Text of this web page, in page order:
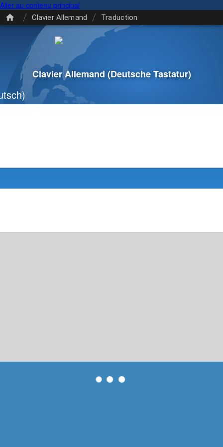
Aller au contenu principal
/ Clavier Allemand / Traduction
Clavier Allemand (Deutsche Tastatur)